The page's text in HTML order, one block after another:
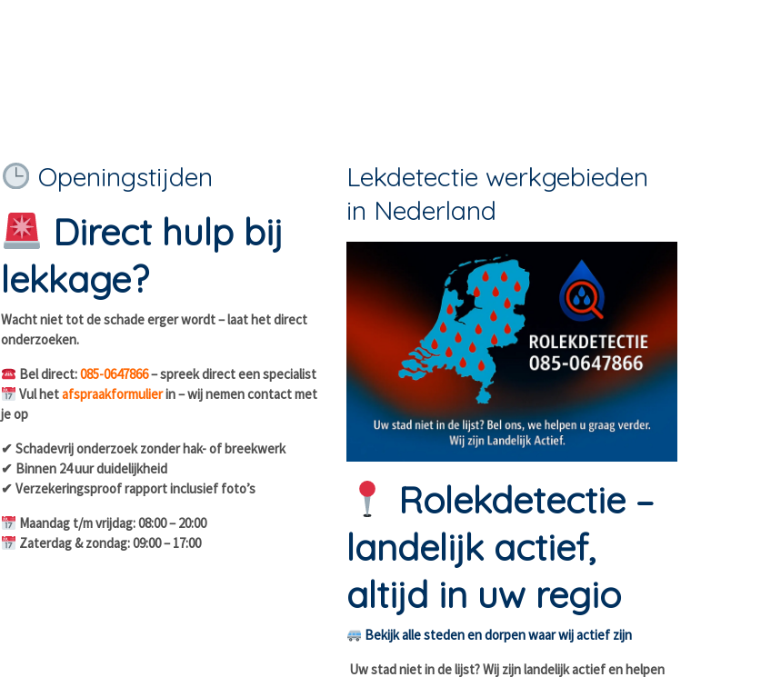
Openingstijden
Direct hulp bij
lekkage?
Wacht niet tot de schade erger wordt – laat het direct
onderzoeken.
Bel direct:085-0647866– spreek direct een specialist
Vul hetafspraakformulierin – wij nemen contact met
je op
✔ Schadevrij onderzoek zonder hak- of breekwerk
✔ Binnen 24 uur duidelijkheid
✔ Verzekeringsproof rapport inclusief foto’s
Maandag t/m vrijdag: 08:00 – 20:00
Zaterdag & zondag: 09:00 – 17:00
Lekdetectie werkgebieden
in Nederland
Rolekdetectie –
landelijk actief,
altijd in uw regio
Bekijk alle steden en dorpen waar wij actief zijn
Uw stad niet in de lijst? Wij zijn landelijk actief en helpen